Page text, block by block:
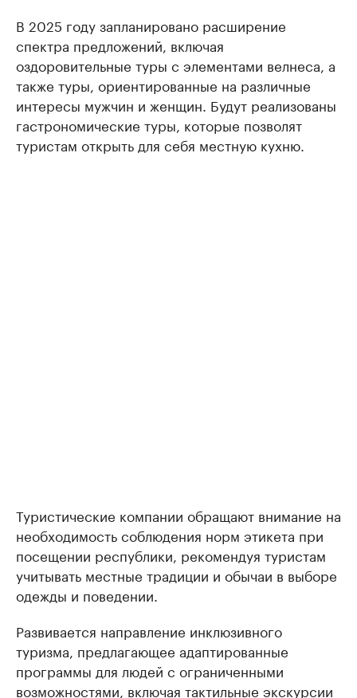
В 2025 году запланировано расширение
спектра предложений, включая
оздоровительные туры с элементами велнеса, а
также туры, ориентированные на различные
интересы мужчин и женщин. Будут реализованы
гастрономические туры, которые позволят
туристам открыть для себя местную кухню.
Туристические компании обращают внимание на
необходимость соблюдения норм этикета при
посещении республики, рекомендуя туристам
учитывать местные традиции и обычаи в выборе
одежды и поведении.
Развивается направление инклюзивного
туризма, предлагающее адаптированные
программы для людей с ограниченными
возможностями, включая тактильные экскурсии